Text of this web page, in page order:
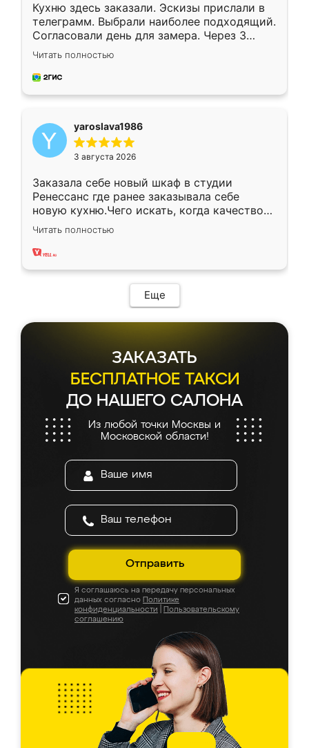
Кухню здесь заказали. Эскизы прислали в
телеграмм. Выбрали наиболее подходящий.
Согласовали день для замера. Через 3
недели кухня была уже готова. Остались
довольны работой. Спасибо Ренессанс
мебель за качественную работу!
Читать полностью
yaroslava1986
3 августа 2026
Заказала себе новый шкаф в студии
Ренессанс где ранее заказывала себе
новую кухню.Чего искать, когда качеством
вполне довольна. Служит кухня уже почти
два года, нареканий нет.
Читать полностью
Еще
ЗАКАЗАТЬ
БЕСПЛАТНОЕ ТАКСИ
ДО НАШЕГО САЛОНА
Из любой точки Москвы и
Московской области!
Отправить
Я соглашаюсь на передачу персональных
данных согласно Политике
конфиденциальности
Пользовательскому
соглашению